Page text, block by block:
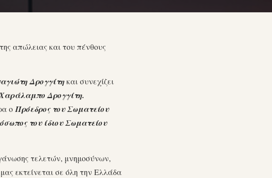
απώλειας και του πένθους
Δρογγίτηκαι συνεχίζει
Δρογγίτη.
ο Πρόεδρος του Σωματείου
του ίδιου Σωματείου
τελετών, μνημοσύνων,
εκτείνεται σε όλη την Ελλάδα